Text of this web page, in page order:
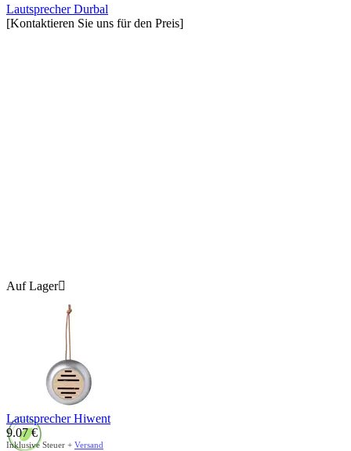
Lautsprecher Durbal
[Kontaktieren Sie uns für den Preis]
Auf Lager
Lautsprecher Hiwent
9.07 €
Inklusive Steuer + Versand